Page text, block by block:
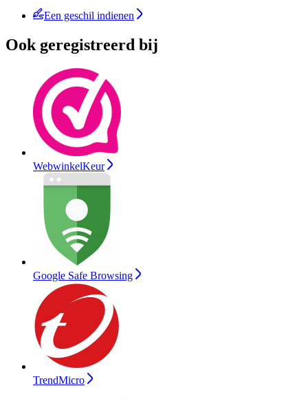
Een geschil indienen
Ook geregistreerd bij
WebwinkelKeur
Google Safe Browsing
TrendMicro